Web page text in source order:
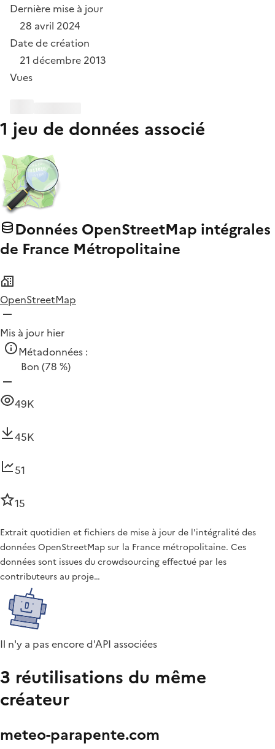
Dernière mise à jour
28 avril 2024
Date de création
21 décembre 2013
Vues
1 jeu de données associé
Données OpenStreetMap intégrales
de France Métropolitaine
OpenStreetMap
Mis à jour hier
Métadonnées :
Bon (78 %)
49K
45K
51
15
Extrait quotidien et fichiers de mise à jour de l'intégralité des
données OpenStreetMap sur la France métropolitaine. Ces
données sont issues du crowdsourcing effectué par les
contributeurs au proje…
Il n'y a pas encore d'API associées
3 réutilisations du même
créateur
meteo-parapente.com